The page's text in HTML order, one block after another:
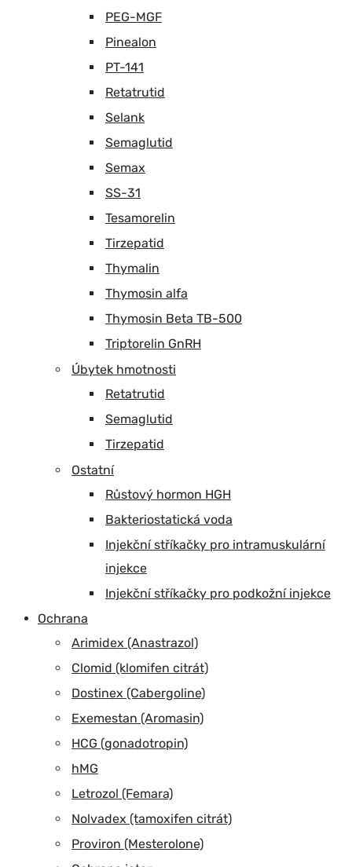
PEG-MGF
Pinealon
PT-141
Retatrutid
Selank
Semaglutid
Semax
SS-31
Tesamorelin
Tirzepatid
Thymalin
Thymosin alfa
Thymosin Beta TB-500
Triptorelin GnRH
Úbytek hmotnosti
Retatrutid
Semaglutid
Tirzepatid
Ostatní
Růstový hormon HGH
Bakteriostatická voda
Injekční stříkačky pro intramuskulární
injekce
Injekční stříkačky pro podkožní injekce
Ochrana
Arimidex (Anastrazol)
Clomid (klomifen citrát)
Dostinex (Cabergoline)
Exemestan (Aromasin)
HCG (gonadotropin)
hMG
Letrozol (Femara)
Nolvadex (tamoxifen citrát)
Proviron (Mesterolone)